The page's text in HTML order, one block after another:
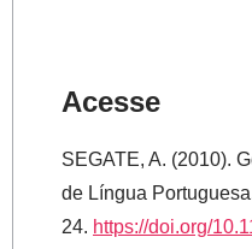
Acesse
SEGATE, A. (2010).
de Língua
24. https://doi.org/